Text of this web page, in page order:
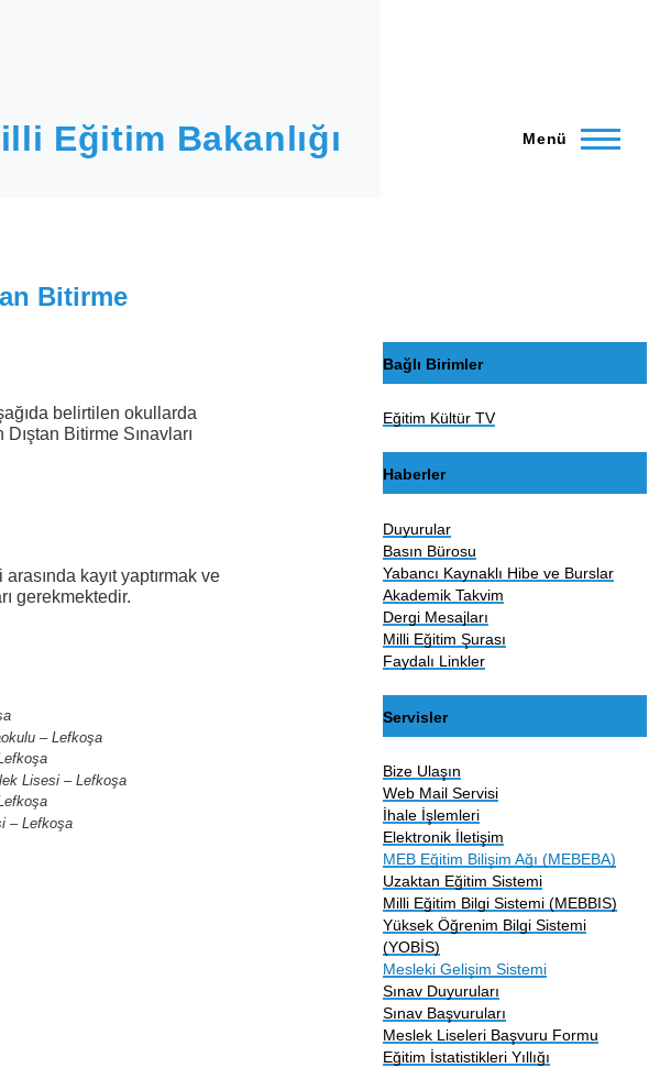
Eğitim Bakanlığı Menü
Bitirme
belirtilen okullarda
Bitirme Sınavları
kayıt yaptırmak ve
gerekmektedir.
– Lefkoşa
Lisesi – Lefkoşa
Lefkoşa
Bağlı Birimler
Eğitim Kültür TV
Haberler
Duyurular
Basın Bürosu
Yabancı Kaynaklı Hibe ve Burslar
Akademik Takvim
Dergi Mesajları
Milli Eğitim Şurası
Faydalı Linkler
Servisler
Bize Ulaşın
Web Mail Servisi
İhale İşlemleri
Elektronik İletişim
MEB Eğitim Bilişim Ağı (MEBEBA)
Uzaktan Eğitim Sistemi
Milli Eğitim Bilgi Sistemi (MEBBIS)
Yüksek Öğrenim Bilgi Sistemi
(YOBİS)
Mesleki Gelişim Sistemi
Sınav Duyuruları
Sınav Başvuruları
Meslek Liseleri Başvuru Formu
Eğitim İstatistikleri Yıllığı